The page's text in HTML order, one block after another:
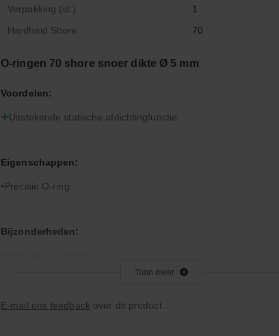
Verpakking (st.)
1
Hardheid Shore
70
O-ringen 70 shore snoer dikte Ø 5 mm
Voordelen:
Uitstekende statische afdichtingfunctie
Eigenschappen:
Precisie O-ring
Bijzonderheden:
Toepassingsgebied:
Toon meer
E-mail ons feedback over dit product.